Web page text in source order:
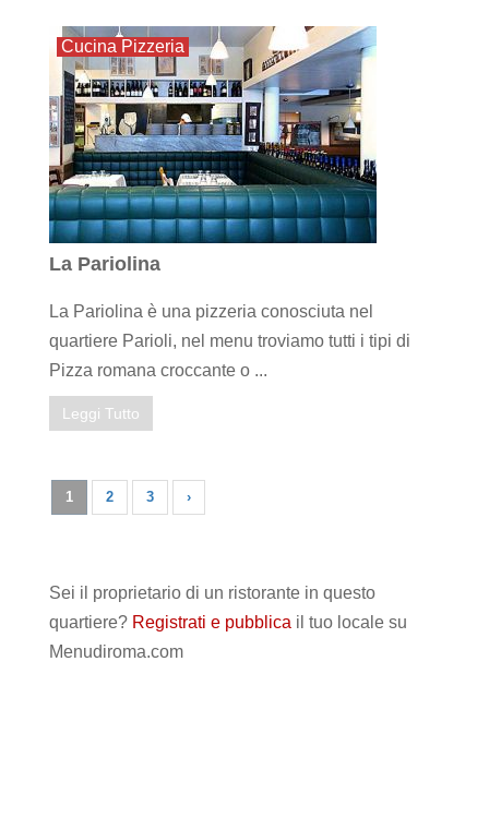
Cucina Pizzeria
La Pariolina
La Pariolina è una pizzeria conosciuta nel
quartiere Parioli, nel menu troviamo tutti i tipi di
Pizza romana croccante o ...
Leggi Tutto
1 2 3 ›
Sei il proprietario di un ristorante in questo
quartiere? Registrati e pubblica il tuo locale su
Menudiroma.com